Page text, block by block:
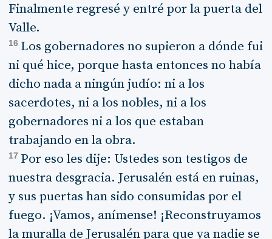
Finalmente regresé y entré por la puerta del
Valle.
16 Los gobernadores no supieron a dónde fui
ni qué hice, porque hasta entonces no había
dicho nada a ningún judío: ni a los
sacerdotes, ni a los nobles, ni a los
gobernadores ni a los que estaban
trabajando en la obra.
17 Por eso les dije: Ustedes son testigos de
nuestra desgracia. Jerusalén está en ruinas,
y sus puertas han sido consumidas por el
fuego. ¡Vamos, anímense! ¡Reconstruyamos
la muralla de Jerusalén para que ya nadie se